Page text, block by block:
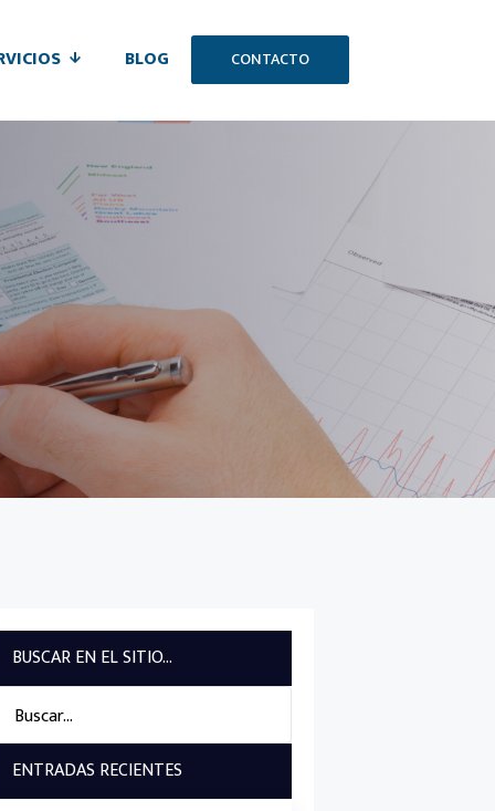
BLOG CONTACTO
BUSCAR EN EL SITIO...
for:
ENTRADAS RECIENTES